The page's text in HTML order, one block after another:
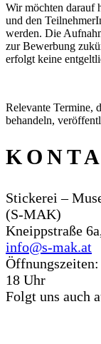
Wir möchten darauf
und den
werden. Die
zur Bewerbung
erfolgt keine
Relevante Termine,
behandeln,
Stickerei –
(S‑MAK)
Kneippstraße
info@s‑mak.at
18 Uhr
Folgt uns auch